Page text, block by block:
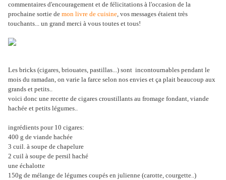
commentaires d'encouragement et de félicitations à l'occasion de la
prochaine sortie de mon livre de cuisine, vos messages étaient très
touchants... un grand merci à vous toutes et tous!
Les bricks (cigares, briouates, pastillas...) sont incontournables pendant le
mois du ramadan, on varie la farce selon nos envies et ça plait beaucoup aux
grands et petits..
voici donc une recette de cigares croustillants au fromage fondant, viande
hachée et petits légumes..
ingrédients pour 10 cigares:
400 g de viande hachée
3 cuil. à soupe de chapelure
2 cuil à soupe de persil haché
une échalotte
150g de mélange de légumes coupés en julienne (carotte, courgette..)